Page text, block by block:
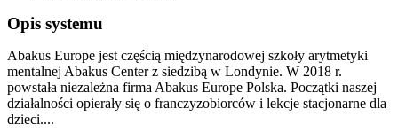
Opis systemu
Abakus Europe jest częścią międzynarodowej szkoły arytmetyki
mentalnej Abakus Center z siedzibą w Londynie. W 2018 r.
powstała niezależna firma Abakus Europe Polska. Początki naszej
działalności opierały się o franczyzobiorców i lekcje stacjonarne dla
dzieci....